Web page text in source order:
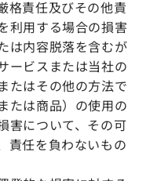
格責任及びその他責
利用する場合の損害
は内容脱落を含むが
ービスまたは当社の
たはその他の方法で
たは商品）の使用の
害について、その可
責任を負わないもの